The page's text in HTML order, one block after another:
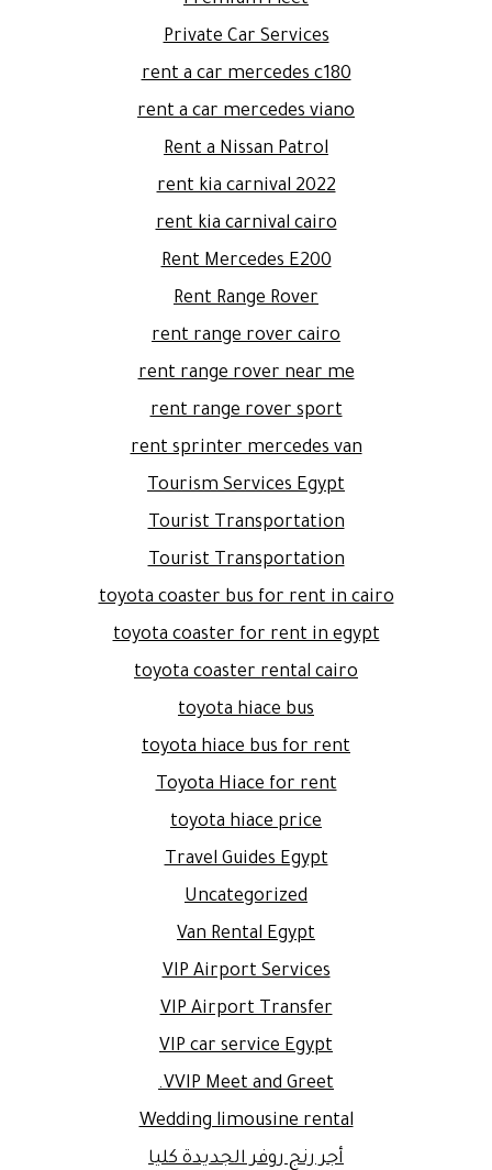
Private Car Services
rent a car mercedes c180
rent a car mercedes viano
Rent a Nissan Patrol
rent kia carnival 2022
rent kia carnival cairo
Rent Mercedes E200
Rent Range Rover
rent range rover cairo
rent range rover near me
rent range rover sport
rent sprinter mercedes van
Tourism Services Egypt
Tourist Transportation
Tourist Transportation
toyota coaster bus for rent in cairo
toyota coaster for rent in egypt
toyota coaster rental cairo
toyota hiace bus
toyota hiace bus for rent
Toyota Hiace for rent
toyota hiace price
Travel Guides Egypt
Uncategorized
Van Rental Egypt
VIP Airport Services
VIP Airport Transfer
VIP car service Egypt
VVIP Meet and Greet.
Wedding limousine rental
أجر رنج روفر الجديدة كليا